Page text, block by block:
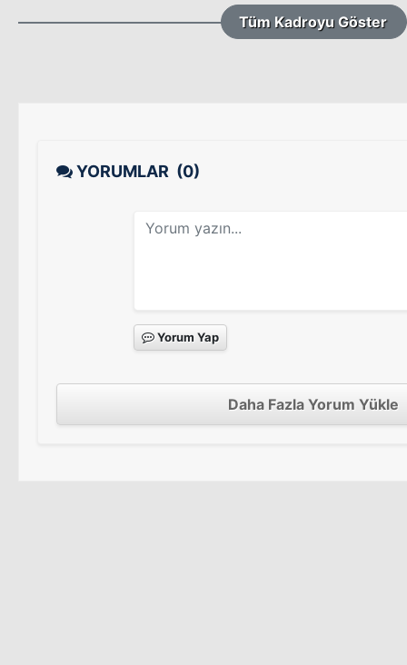
Tüm Kadroyu Göster
YORUMLAR (0)
Yorum Yap
Daha Fazla Yorum Yükle